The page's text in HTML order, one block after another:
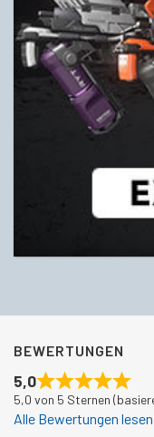
BEWERTUNGEN
5,0
5,0 von 5 Sternen
Alle Bewertungen lesen